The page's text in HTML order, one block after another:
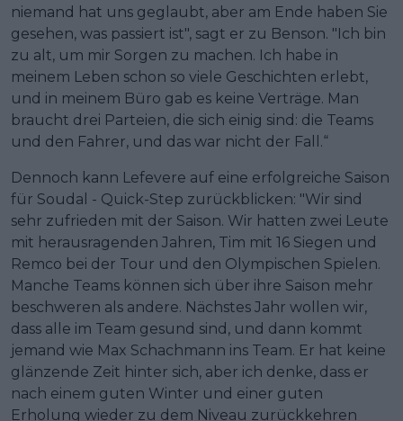
niemand hat uns geglaubt, aber am Ende haben Sie
gesehen, was passiert ist", sagt er zu Benson. "Ich bin
zu alt, um mir Sorgen zu machen. Ich habe in
meinem Leben schon so viele Geschichten erlebt,
und in meinem Büro gab es keine Verträge. Man
braucht drei Parteien, die sich einig sind: die Teams
und den Fahrer, und das war nicht der Fall.“
Dennoch kann Lefevere auf eine erfolgreiche Saison
für Soudal - Quick-Step zurückblicken: "Wir sind
sehr zufrieden mit der Saison. Wir hatten zwei Leute
mit herausragenden Jahren, Tim mit 16 Siegen und
Remco bei der Tour und den Olympischen Spielen.
Manche Teams können sich über ihre Saison mehr
beschweren als andere. Nächstes Jahr wollen wir,
dass alle im Team gesund sind, und dann kommt
jemand wie Max Schachmann ins Team. Er hat keine
glänzende Zeit hinter sich, aber ich denke, dass er
nach einem guten Winter und einer guten
Erholung wieder zu dem Niveau zurückkehren